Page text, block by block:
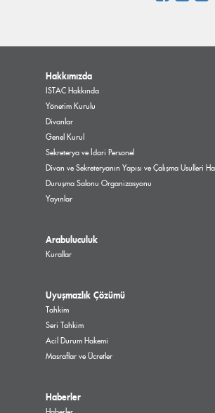
Hakkımızda
ISTAC Hakkında
Yönetim Kurulu
Divanlar
Genel Kurul
Sekreterya ve İdari Personel
Divan ve Sekreteryanın Yapısı ve Çalışma Usulleri
Duruşma Salonu Organizasyonu
Yayınlar
Arabuluculuk
Kurallar
Uyuşmazlık Çözümü
Tahkim
Seri Tahkim
Acil Durum Hakemi
Masraflar ve Ücretler
Haberler